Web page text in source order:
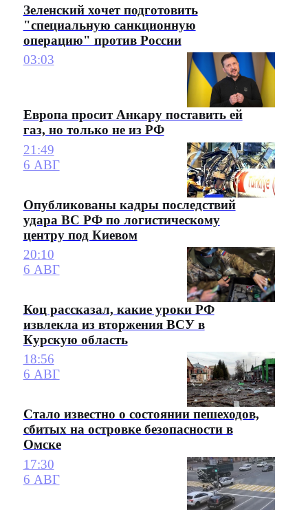
Зеленский хочет подготовить
"специальную санкционную
операцию" против России
03:03
Европа просит Анкару поставить ей
газ, но только не из РФ
21:49
6 АВГ
Опубликованы кадры последствий
удара ВС РФ по логистическому
центру под Киевом
20:10
6 АВГ
Коц рассказал, какие уроки РФ
извлекла из вторжения ВСУ в
Курскую область
18:56
6 АВГ
Стало известно о состоянии пешеходов,
сбитых на островке безопасности в
Омске
17:30
6 АВГ